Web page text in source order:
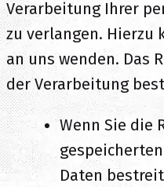
Verarbeitung Ihrer
zu verlangen. Hierzu
an uns wenden. Das
der Verarbeitung
Wenn Sie die
Daten